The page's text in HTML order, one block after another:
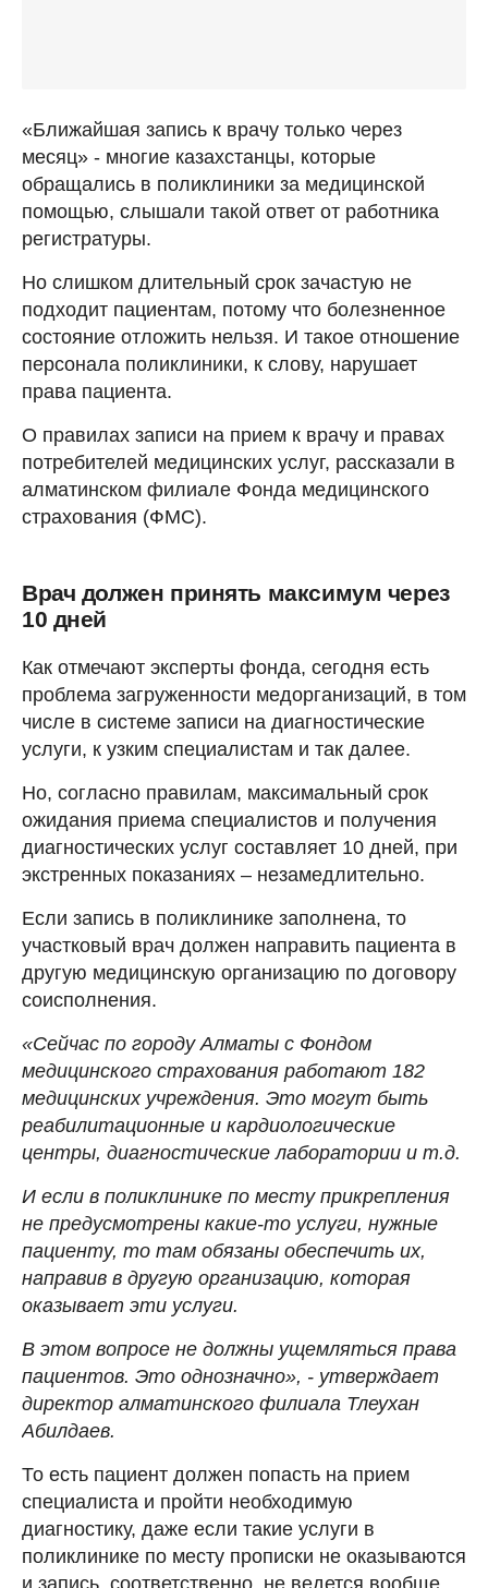
«Ближайшая запись к врачу только через
месяц» - многие казахстанцы, которые
обращались в поликлиники за медицинской
помощью, слышали такой ответ от работника
регистратуры.
Но слишком длительный срок зачастую не
подходит пациентам, потому что болезненное
состояние отложить нельзя. И такое отношение
персонала поликлиники, к слову, нарушает
права пациента.
О правилах записи на прием к врачу и правах
потребителей медицинских услуг, рассказали в
алматинском филиале Фонда медицинского
страхования (ФМС).
Врач должен принять максимум через
10 дней
Как отмечают эксперты фонда, сегодня есть
проблема загруженности медорганизаций, в том
числе в системе записи на диагностические
услуги, к узким специалистам и так далее.
Но, согласно правилам, максимальный срок
ожидания приема специалистов и получения
диагностических услуг составляет 10 дней, при
экстренных показаниях – незамедлительно.
Если запись в поликлинике заполнена, то
участковый врач должен направить пациента в
другую медицинскую организацию по договору
соисполнения.
«Сейчас по городу Алматы с Фондом
медицинского страхования работают 182
медицинских учреждения. Это могут быть
реабилитационные и кардиологические
центры, диагностические лаборатории и т.д.
И если в поликлинике по месту прикрепления
не предусмотрены какие-то услуги, нужные
пациенту, то там обязаны обеспечить их,
направив в другую организацию, которая
оказывает эти услуги.
В этом вопросе не должны ущемляться права
пациентов. Это однозначно», - утверждает
директор алматинского филиала Тлеухан
Абилдаев.
То есть пациент должен попасть на прием
специалиста и пройти необходимую
диагностику, даже если такие услуги в
поликлинике по месту прописки не оказываются
и запись, соответственно, не ведется вообще.